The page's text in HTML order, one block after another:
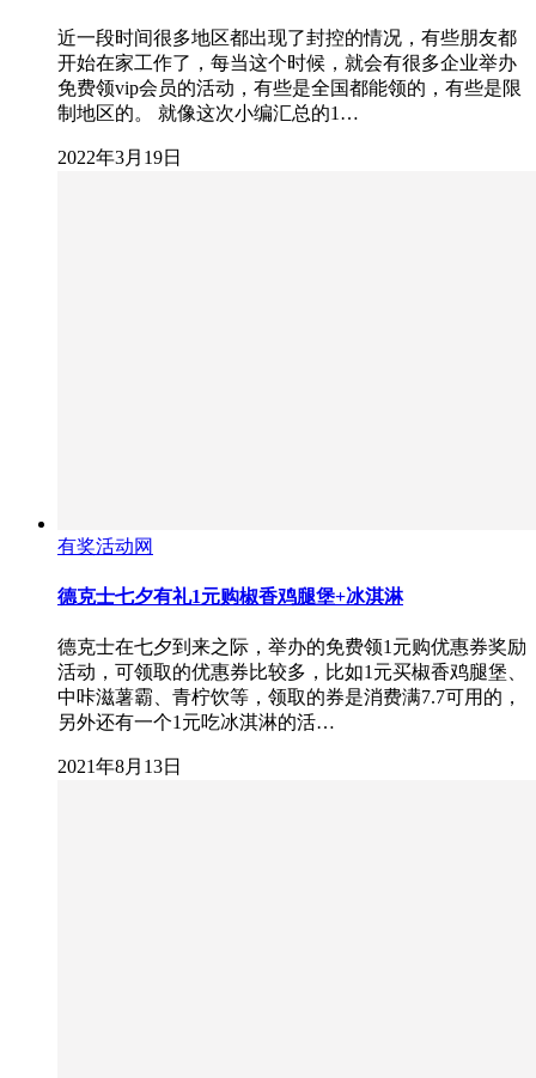
近一段时间很多地区都出现了封控的情况，有些朋友都
开始在家工作了，每当这个时候，就会有很多企业举办
免费领vip会员的活动，有些是全国都能领的，有些是限
制地区的。 就像这次小编汇总的1…
2022年3月19日
有奖活动网
德克士七夕有礼1元购椒香鸡腿堡+冰淇淋
德克士在七夕到来之际，举办的免费领1元购优惠券奖励
活动，可领取的优惠券比较多，比如1元买椒香鸡腿堡、
中咔滋薯霸、青柠饮等，领取的券是消费满7.7可用的，
另外还有一个1元吃冰淇淋的活…
2021年8月13日